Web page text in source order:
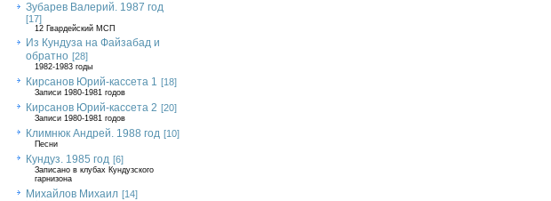
Зубарев Валерий. 1987 год
[17]
12 Гвардейский МСП
Из Кундуза на Файзабад и
обратно [28]
1982-1983 годы
Кирсанов Юрий-кассета 1 [18]
Записи 1980-1981 годов
Кирсанов Юрий-кассета 2 [20]
Записи 1980-1981 годов
Климнюк Андрей. 1988 год [10]
Песни
Кундуз. 1985 год [6]
Записано в клубах Кундузского
гарнизона
Михайлов Михаил [14]